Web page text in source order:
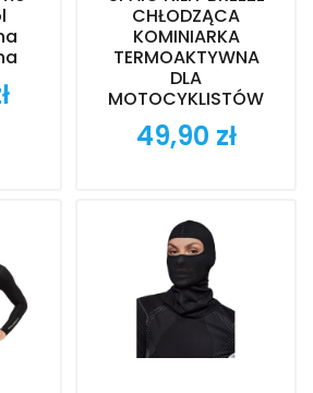
CHŁODZĄCA
KOMINIARKA
TERMOAKTYWNA
DLA
MOTOCYKLISTÓW
Cena
49,90 zł